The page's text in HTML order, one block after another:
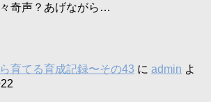
奇声？あげながら…
育てる育成記録〜その43 に admin よ